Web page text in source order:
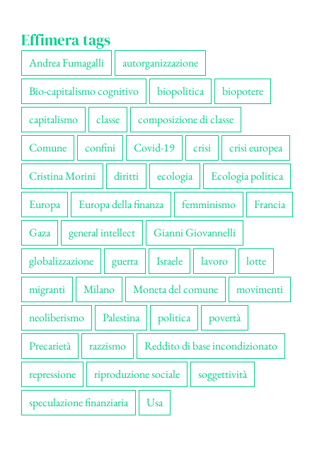
Effimera tags
Andrea Fumagalli
autorganizzazione
Bio-capitalismo cognitivo
biopolitica
biopotere
capitalismo
classe
composizione di classe
Comune
confini Covid-19 crisi
crisi europea
Cristina Morini
diritti ecologia
Ecologia politica
Europa
Europa della finanza femminismo
Francia
Gaza
general intellect
Gianni Giovannelli
globalizzazione
guerra Israele lavoro
lotte
migranti
Milano Moneta del comune
movimenti
neoliberismo
Palestina politica
povertà
Precarietà
razzismo
Reddito di base incondizionato
repressione
riproduzione sociale
soggettività
speculazione finanziaria
Usa